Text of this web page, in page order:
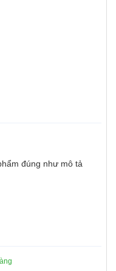
đúng như mô tả